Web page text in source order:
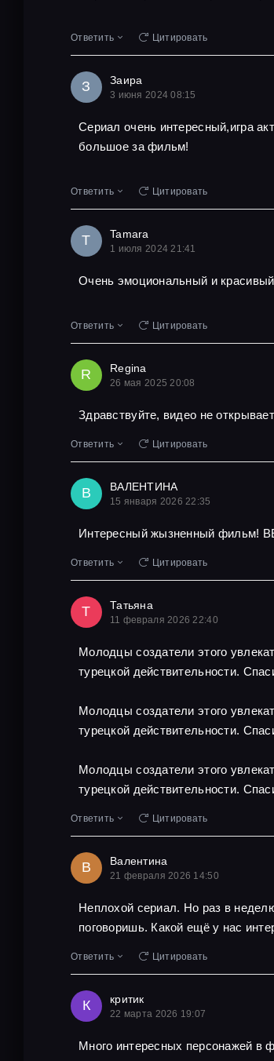
Ответить Цитировать
З Заира
3 июня 2024 08:15
Сериал очень интересный,игра
большое за фильм!
Ответить Цитировать
T Tamara
1 июля 2024 21:41
Очень эмоциональный и
Ответить Цитировать
R Regina
26 мая 2025 20:08
Здравствуйте, видео не
Ответить Цитировать
В ВАЛЕНТИНА
15 января 2026 22:35
Интересный жызненный
Ответить Цитировать
Т Татьяна
11 февраля 2026 22:40
Молодцы создатели этого
турецкой действительности.
Молодцы создатели этого
турецкой действительности.
Молодцы создатели этого
турецкой действительности.
Ответить Цитировать
В Валентина
21 февраля 2026 14:50
Неплохой сериал. Но раз в
поговоришь. Какой ещё у нас
Ответить Цитировать
К критик
22 марта 2026 19:07
Много интересных персонажей в